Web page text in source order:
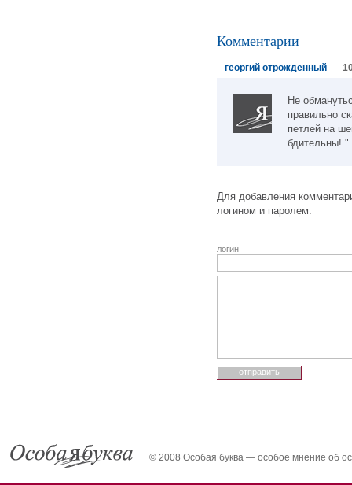
Комментарии
георгий отрожденный
Не
правильно
петлей на
бдительны! "
Для добавления
логином и паролем.
логин
© 2008 Особая буква — особое мнение об